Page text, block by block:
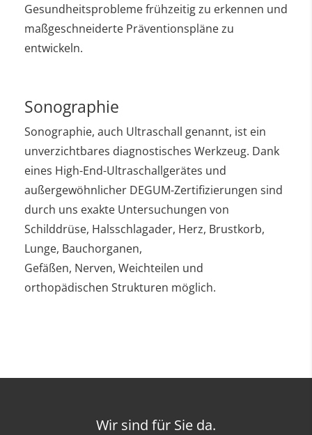
Gesundheitsprobleme frühzeitig zu erkennen und
maßgeschneiderte Präventionspläne zu
entwickeln.
Sonographie
Sonographie, auch Ultraschall genannt, ist ein
unverzichtbares diagnostisches Werkzeug. Dank
eines High-End-Ultraschallgerätes und
außergewöhnlicher DEGUM-Zertifizierungen sind
durch uns exakte Untersuchungen von
Schilddrüse, Halsschlagader, Herz, Brustkorb,
Lunge, Bauchorganen,
Gefäßen, Nerven, Weichteilen und
orthopädischen Strukturen möglich.
Wir sind für Sie da.